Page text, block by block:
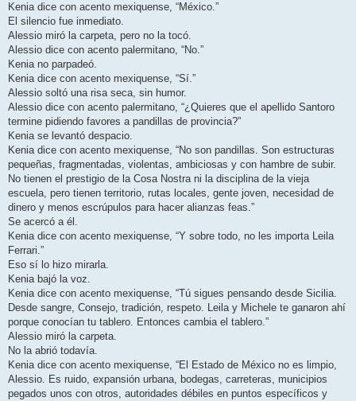
Kenia dice con acento mexiquense, “México.”
El silencio fue inmediato.
Alessio miró la carpeta, pero no la tocó.
Alessio dice con acento palermitano, “No.”
Kenia no parpadeó.
Kenia dice con acento mexiquense, “Sí.”
Alessio soltó una risa seca, sin humor.
Alessio dice con acento palermitano, “¿Quieres que el apellido Santoro
termine pidiendo favores a pandillas de provincia?”
Kenia se levantó despacio.
Kenia dice con acento mexiquense, “No son pandillas. Son estructuras
pequeñas, fragmentadas, violentas, ambiciosas y con hambre de subir.
No tienen el prestigio de la Cosa Nostra ni la disciplina de la vieja
escuela, pero tienen territorio, rutas locales, gente joven, necesidad de
dinero y menos escrúpulos para hacer alianzas feas.”
Se acercó a él.
Kenia dice con acento mexiquense, “Y sobre todo, no les importa Leila
Ferrari.”
Eso sí lo hizo mirarla.
Kenia bajó la voz.
Kenia dice con acento mexiquense, “Tú sigues pensando desde Sicilia.
Desde sangre, Consejo, tradición, respeto. Leila y Michele te ganaron ahí
porque conocían tu tablero. Entonces cambia el tablero.”
Alessio miró la carpeta.
No la abrió todavía.
Kenia dice con acento mexiquense, “El Estado de México no es limpio,
Alessio. Es ruido, expansión urbana, bodegas, carreteras, municipios
pegados unos con otros, autoridades débiles en puntos específicos y